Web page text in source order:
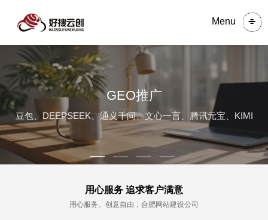
Menu
GEO推广
豆包、DEEPSEEK、通义千问、文心一言、腾讯元宝、KIMI
用心服务 追求客户满意
用心服务、创意自由，合肥网站建设公司